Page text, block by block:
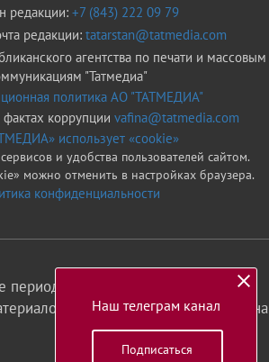
редакции: +7 (843) 222 09 79
редакции: tatarstan@tatmedia.com
агентства по печати и массовым
"Татмедиа"
политика АО "ТАТМЕДИА"
коррупции vafina@tatmedia.com
использует «cookie»
и удобства пользователей сайтом.
можно отменить в настройках браузера.
конфиденциальности
издание «Татарстан»
или их фрагментов ссылка на
Наш телеграм канал
Подписаться